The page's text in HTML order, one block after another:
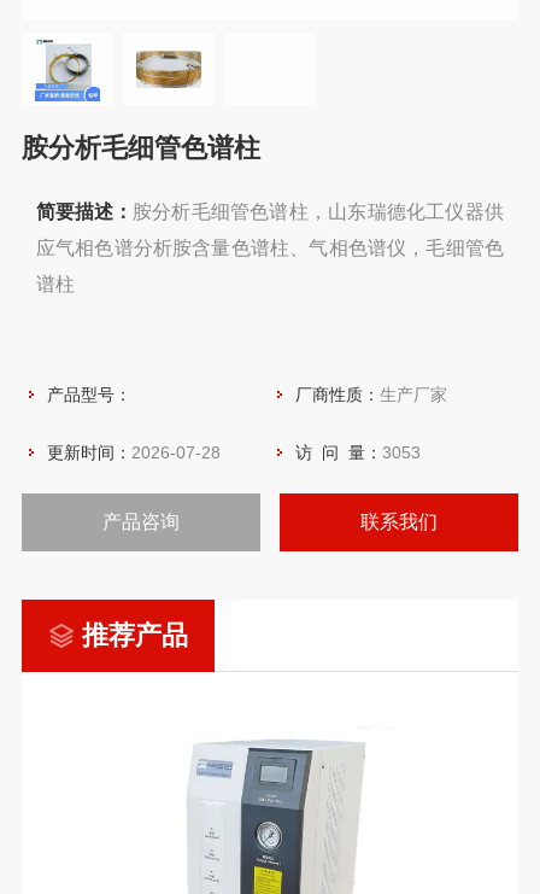
胺分析毛细管色谱柱
简要描述： 胺分析毛细管色谱柱，山东瑞德化工仪器供
应气相色谱分析胺含量色谱柱、气相色谱仪，毛细管色
谱柱
产品型号： 厂商性质： 生产厂家
更新时间： 2026-07-28 访 问 量： 3053
产品咨询 联系我们
推荐产品